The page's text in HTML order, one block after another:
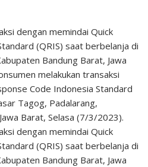
dengan memindai Quick
(QRIS) saat berbelanja di
Bandung Barat, Jawa
melakukan transaksi
Code Indonesia Standard
Tagog, Padalarang,
Barat, Selasa (7/3/2023).
dengan memindai Quick
(QRIS) saat berbelanja di
Bandung Barat, Jawa